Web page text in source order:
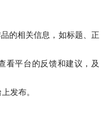
的相关信息，如标题、正
看平台的反馈和建议，及
发布。